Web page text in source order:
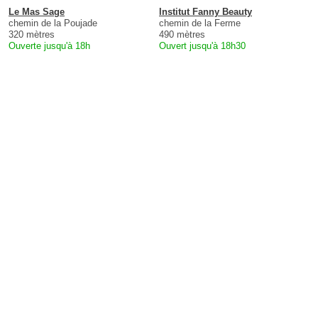
Le Mas Sage
chemin de la Poujade
320 mètres
Ouverte jusqu'à 18h
Institut Fanny Beauty
chemin de la Ferme
490 mètres
Ouvert jusqu'à 18h30